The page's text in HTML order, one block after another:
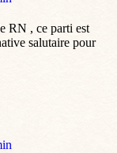
RN , ce parti est
salutaire pour